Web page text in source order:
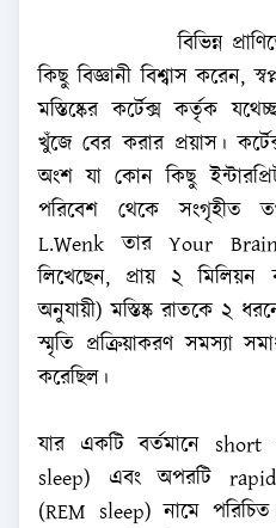
বিভিন্ন
কিছু বিজ্ঞানী বিশ্বাস
মস্তিষ্কের কর্টেক্স কর্তৃক
খুঁজে বের করার প্রয়াস।
অংশ যা কোন কিছু
পরিবেশ থেকে সংগৃহীত
L.Wenk তার Your
লিখেছেন, প্রায় ২ মিলিয়ন
অনুযায়ী) মস্তিষ্ক রাতকে ২
স্মৃতি প্রক্রিয়াকরণ সমস্যা
করেছিল।
যার এক‌টি বর্তমানে
sleep) এবং অপর‌টি
(REM sleep) নামে